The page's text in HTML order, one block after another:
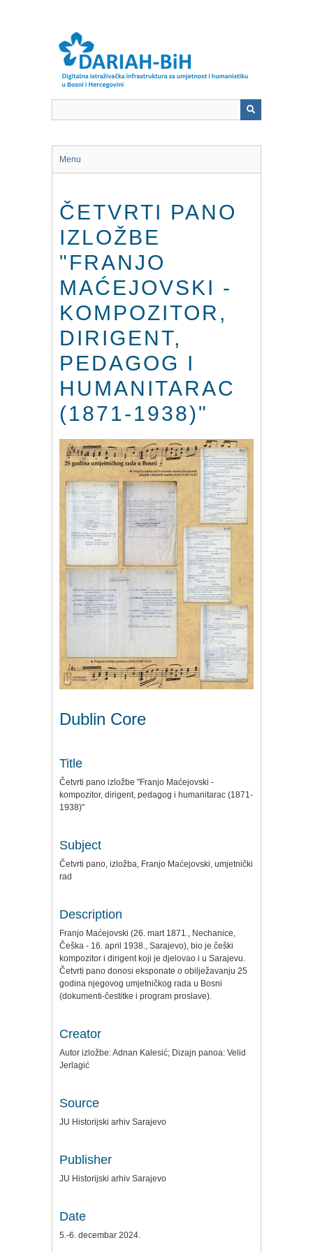
Menu
ČETVRTI PANO
IZLOŽBE
"FRANJO
MAĆEJOVSKI -
KOMPOZITOR,
DIRIGENT,
PEDAGOG I
HUMANITARAC
(1871-1938)"
Dublin Core
Title
Četvrti pano izložbe "Franjo Maćejovski -
kompozitor, dirigent, pedagog i humanitarac (1871-
1938)"
Subject
Četvrti pano, izložba, Franjo Maćejovski, umjetnički
rad
Description
Franjo Maćejovski (26. mart 1871., Nechanice,
Češka - 16. april 1938., Sarajevo), bio je češki
kompozitor i dirigent koji je djelovao i u Sarajevu.
Četvrti pano donosi eksponate o obilježavanju 25
godina njegovog umjetničkog rada u Bosni
(dokumenti-čestitke i program proslave).
Creator
Autor izložbe: Adnan Kalesić; Dizajn panoa: Velid
Jerlagić
Source
JU Historijski arhiv Sarajevo
Publisher
JU Historijski arhiv Sarajevo
Date
5.-6. decembar 2024.